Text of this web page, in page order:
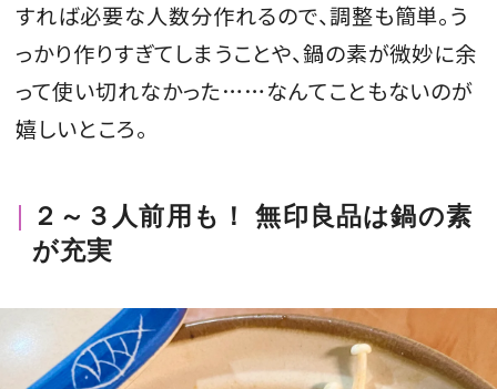
すれば必要な人数分作れるので、調整も簡単。う
っかり作りすぎてしまうことや、鍋の素が微妙に余
って使い切れなかった……なんてこともないのが
嬉しいところ。
２～３人前用も！ 無印良品は鍋の素
が充実